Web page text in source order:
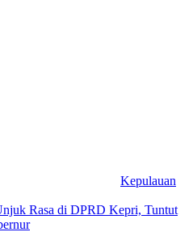
Kepulauan
Rasa di DPRD Kepri, Tuntut